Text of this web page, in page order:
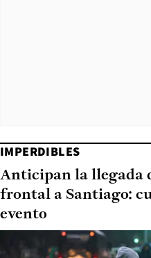
IMPERDIBLES
Anticipan la llegada
frontal a Santiago:
evento